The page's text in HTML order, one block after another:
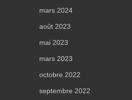
mars 2024
août 2023
mai 2023
mars 2023
octobre 2022
septembre 2022